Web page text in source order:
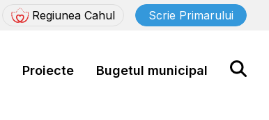
Regiunea Cahul Scrie Primarului
Proiecte Bugetul municipal